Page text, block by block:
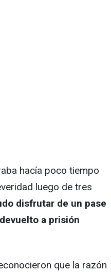
hacía poco tiempo
luego de tres
disfrutar de un pase
a prisión
que la razón